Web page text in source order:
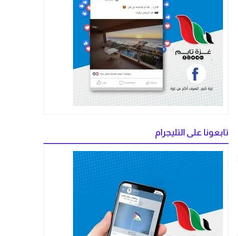
تابعونا على التليجرام